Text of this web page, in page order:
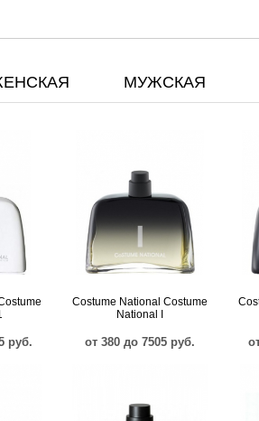
МУЖСКАЯ
руб.
Costume National Costume
National I
от 380 до 7505 руб.